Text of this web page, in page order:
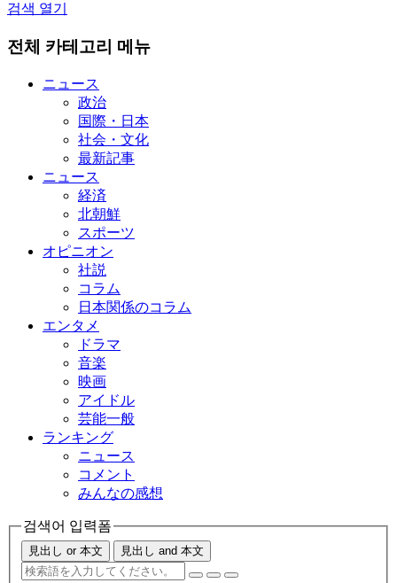
검색 열기
전체 카테고리 메뉴
ニュース
政治
国際・日本
社会・文化
最新記事
ニュース
経済
北朝鮮
スポーツ
オピニオン
社説
コラム
日本関係のコラム
エンタメ
ドラマ
音楽
映画
アイドル
芸能一般
ランキング
ニュース
コメント
みんなの感想
검색어 입력폼
見出し or 本文 見出し and 本文